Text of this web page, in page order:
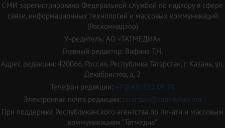
СМИ зарегистрировано Федеральной службой по надзору в сфере
связи, информационных технологий и массовых коммуникаций
(Роскомнадзор)
Учредитель: АО «ТАТМЕДИА»
Главный редактор: Вафина Т.Н.
Адрес редакции: 420066, Россия, Республика Татарстан, г. Казань, ул.
Декабристов, д. 2
Телефон редакции: +7 (843) 222 09 79
Электронная почта редакции: tatarstan@tatmedia.com
При поддержке Республиканского агентства по печати и массовым
коммуникациям "Татмедиа"